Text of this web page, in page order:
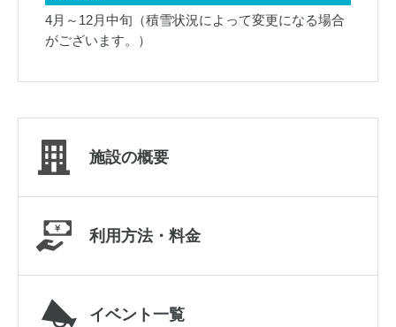
4月～12月中旬（積雪状況によって変更になる場合
がございます。）
施設の概要
利用方法・料金
イベント一覧